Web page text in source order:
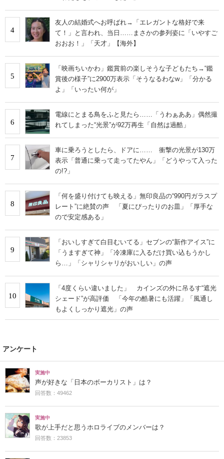
4
友人の結婚式へお呼ばれ→「エレガントな格好で来
て！」と言われ、当日……まさかの参列姿に「いやすご
おおお！」「天才」【海外】
5
「映画ちいかわ」鑑賞前の楽しそうな子どもたち→“鑑
賞後の様子”に2900万表示「そうなるわなw」「分かる
よ」「いったい何が」
6
電線にとまる鳥をふと見たら……「うわぁああ」偶然撮
れてしまった“光景”が92万再生「自然は過酷」
7
車に乗ろうとしたら、ドアに…… 衝撃の光景が130万
表示「普通に乗って走ってたやん」「どうやって入った
の!?」
8
「何を盛り付けても映える」無印良品の“990円ガラスプ
レート”に絶賛の声 「夏にぴったりのお皿」「厚手な
ので安定感ある」
9
「おいしすぎて白目むいてる」セブンの“新作アイス”に
「うますぎて神」「冷凍庫に入るだけ買い込もうかし
ら…」「シャリシャリがおいしい」の声
10
「4度くらい違いました」 カインズの外に吊るす“遮光
シェード”が高評価 「今年の酷暑にも活躍」「風通し
もよくしっかり遮光」の声
アンケート
実施中
声が好きな「日本のボーカリスト」は？
回答数：49462
実施中
歌が上手だと思うホロライブのメンバーは？
回答数：23853